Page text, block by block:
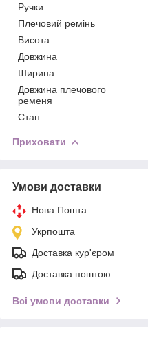
Ручки
Плечовий ремінь
Висота
Довжина
Ширина
Довжина плечового
ременя
Стан
Приховати
Умови доставки
Нова Пошта
Укрпошта
Доставка кур'єром
Доставка поштою
Всі умови доставки